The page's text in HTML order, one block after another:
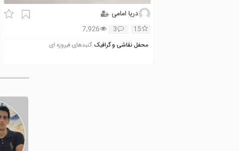
دریا امامی
15
3
7,926
محفل نقاشی و گرافیک گنبدهای فیروزه ای